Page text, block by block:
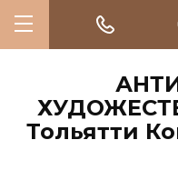
Тольятти